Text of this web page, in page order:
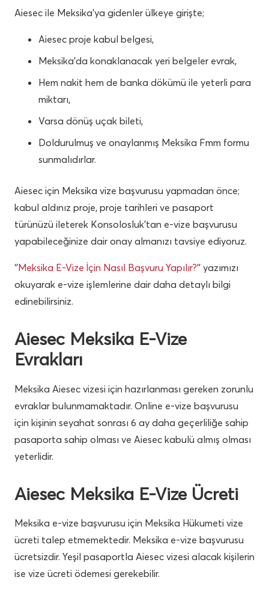
Aiesec ile Meksika’ya gidenler ülkeye girişte;
Aiesec proje kabul belgesi,
Meksika’da konaklanacak yeri belgeler evrak,
Hem nakit hem de banka dökümü ile yeterli para
miktarı,
Varsa dönüş uçak bileti,
Doldurulmuş ve onaylanmış Meksika Fmm formu
sunmalıdırlar.
Aiesec için Meksika vize başvurusu yapmadan önce;
kabul aldınız proje, proje tarihleri ve pasaport
türünüzü ileterek Konsolosluk’tan e-vize başvurusu
yapabileceğinize dair onay almanızı tavsiye ediyoruz.
‘’Meksika E-Vize İçin Nasıl Başvuru Yapılır?’’ yazımızı
okuyarak e-vize işlemlerine dair daha detaylı bilgi
edinebilirsiniz.
Aiesec Meksika E-Vize
Evrakları
Meksika Aiesec vizesi için hazırlanması gereken zorunlu
evraklar bulunmamaktadır. Online e-vize başvurusu
için kişinin seyahat sonrası 6 ay daha geçerliliğe sahip
pasaporta sahip olması ve Aiesec kabulü almış olması
yeterlidir.
Aiesec Meksika E-Vize Ücreti
Meksika e-vize başvurusu için Meksika Hükumeti vize
ücreti talep etmemektedir. Meksika e-vize başvurusu
ücretsizdir. Yeşil pasaportla Aiesec vizesi alacak kişilerin
ise vize ücreti ödemesi gerekebilir.